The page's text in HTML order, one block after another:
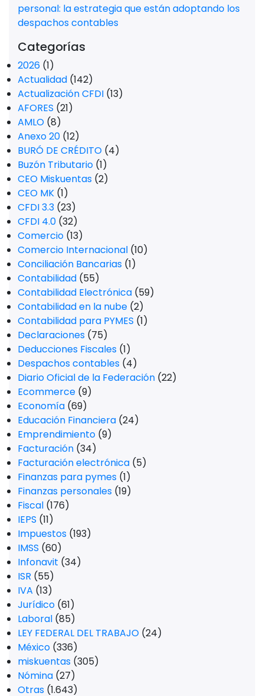
personal: la estrategia que están adoptando los
despachos contables
Categorías
2026 (1)
Actualidad (142)
Actualización CFDI (13)
AFORES (21)
AMLO (8)
Anexo 20 (12)
BURÓ DE CRÉDITO (4)
Buzón Tributario (1)
CEO Miskuentas (2)
CEO MK (1)
CFDI 3.3 (23)
CFDI 4.0 (32)
Comercio (13)
Comercio Internacional (10)
Conciliación Bancarias (1)
Contabilidad (55)
Contabilidad Electrónica (59)
Contabilidad en la nube (2)
Contabilidad para PYMES (1)
Declaraciones (75)
Deducciones Fiscales (1)
Despachos contables (4)
Diario Oficial de la Federación (22)
Ecommerce (9)
Economía (69)
Educación Financiera (24)
Emprendimiento (9)
Facturación (34)
Facturación electrónica (5)
Finanzas para pymes (1)
Finanzas personales (19)
Fiscal (176)
IEPS (11)
Impuestos (193)
IMSS (60)
Infonavit (34)
ISR (55)
IVA (13)
Jurídico (61)
Laboral (85)
LEY FEDERAL DEL TRABAJO (24)
México (336)
miskuentas (305)
Nómina (27)
Otras (1.643)